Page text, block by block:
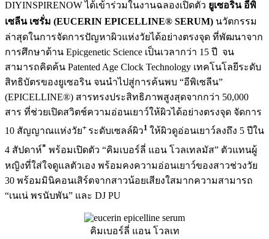
DIYINSPIRENOW ได้เข้าร่วมในงานฉลองเปิดตัว ยูเซอริน อีพิ
เซลีน เซรั่ม (EUCERIN EPICELLINE® SERUM) นวัตกรรม
ล่าสุดในการจัดการปัญหาผิวแห่งวัยได้อย่างตรงจุด ที่พัฒนาจาก
การศึกษาด้าน Epicgenetic Science เป็นเวลากว่า 15 ปี จน
สามารถคิดค้น Patented Age Clock Technology เทคโนโลยีระดับ
สิทธิบัตรของยูเซอริน จนนำไปสู่การค้นพบ “อีพิเซลีน”
(EPICELLINE®) สารทรงประสิทธิภาพสูงสุดจากกว่า 50,000
สาร ที่ช่วยเปิดสวิตช์ความอ่อนเยาว์ให้ผิวได้อย่างตรงจุด จัดการ
10 สัญญาณแห่งวัย+ ระดับเซลล์ผิว1 ให้ผิวดูอ่อนเยาว์ลงถึง 5 ปีใน
4 สัปดาห์* พร้อมเปิดตัว “คิมเบอร์ลี่ แอน โวลเทลมัส” ตัวแทนผู้
หญิงที่ใส่ใจดูแลตัวเอง พร้อมคงความอ่อนเยาว์ของสาวช่วงวัย
30 พร้อมมินิคอนเสิร์ตจากสาวน้อยเสียงใสมากความสามารถ
“เนเน่ พรนับพัน” และ DJ PU
คิมเบอร์ลี่ แอน โวลเท